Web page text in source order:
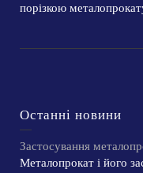
порізкою
Останні новини
Застосування
Металопрокат і його